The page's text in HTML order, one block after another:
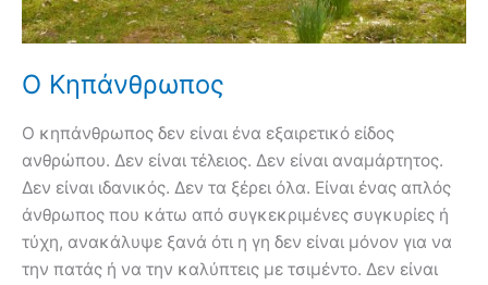
Ο Κηπάνθρωπος
Ο κηπάνθρωπος δεν είναι ένα εξαιρετικό είδος
ανθρώπου. Δεν είναι τέλειος. Δεν είναι αναμάρτητος.
Δεν είναι ιδανικός. Δεν τα ξέρει όλα. Είναι ένας απλός
άνθρωπος που κάτω από συγκεκριμένες συγκυρίες ή
τύχη, ανακάλυψε ξανά ότι η γη δεν είναι μόνον για να
την πατάς ή να την καλύπτεις με τσιμέντο. Δεν είναι